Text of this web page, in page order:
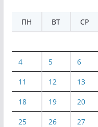
ПН
ВТ СР
4 5 6
11 12 13
18 19 20
25 26 27